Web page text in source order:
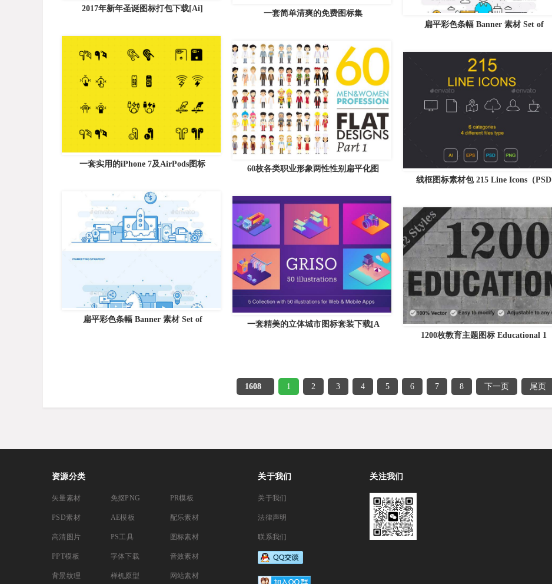
2017年新年圣诞图标打包下载[Ai]
一套简单清爽的免费图标集
扁平彩色条幅 Banner 素材 Set of
一套实用的iPhone 7及AirPods图标
60枚各类职业形象两性性别扁平化图
线框图标素材包 215 Line Icons（PSD
扁平彩色条幅 Banner 素材 Set of
一套精美的立体城市图标套装下载[A
1200枚教育主题图标 Educational 1
1608 1 2 3 4 5 6 7 8 下一页 尾页
资源分类
矢量素材
PSD素材
高清图片
PPT模板
背景纹理
免抠PNG
AE模板
PS工具
字体下载
样机原型
PR模板
配乐素材
图标素材
音效素材
网站素材
关于我们
关于我们
法律声明
联系我们
关注我们